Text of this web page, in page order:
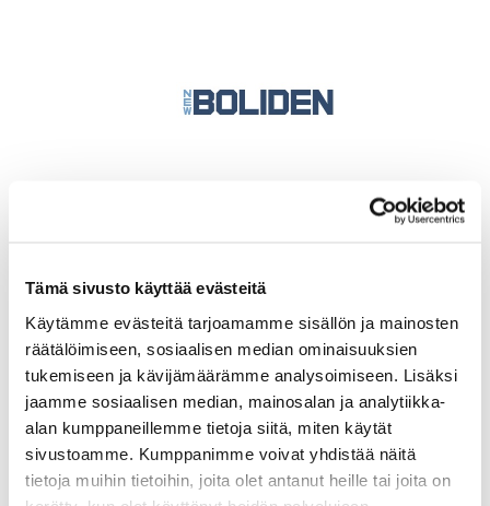
Tämä sivusto käyttää evästeitä
Käytämme evästeitä tarjoamamme sisällön ja mainosten
räätälöimiseen, sosiaalisen median ominaisuuksien
tukemiseen ja kävijämäärämme analysoimiseen. Lisäksi
jaamme sosiaalisen median, mainosalan ja analytiikka-
alan kumppaneillemme tietoja siitä, miten käytät
sivustoamme. Kumppanimme voivat yhdistää näitä
tietoja muihin tietoihin, joita olet antanut heille tai joita on